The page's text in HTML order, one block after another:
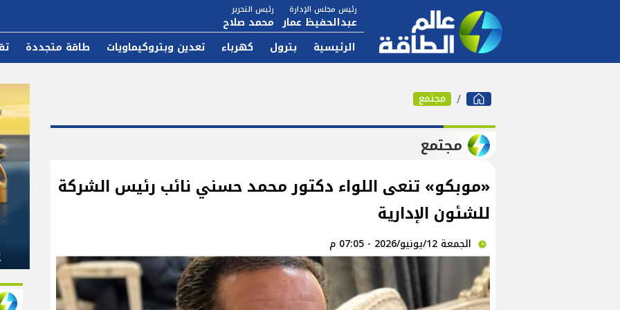
رئيس مجلس الإدارة
عبدالحفيظ عمار
رئيس التحرير
محمد صلاح
الرئيسية بترول كهرباء تعدين وبتروكيماويات طاقة متجددة
مجتمع
مجتمع
«موبكو» تنعى اللواء دكتور محمد حسني نائب رئيس الشركة
للشئون الإدارية
الجمعة 12/يونيو/2026 - 07:05 م